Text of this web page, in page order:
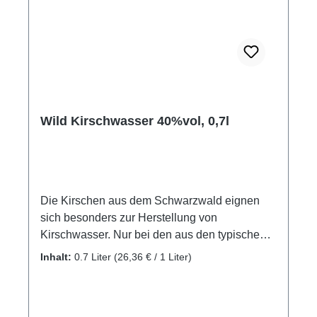
Wild Kirschwasser 40%vol, 0,7l
Die Kirschen aus dem Schwarzwald eignen
sich besonders zur Herstellung von
Kirschwasser. Nur bei den aus den typischen
Brennkirschen vom Schwarzwald und in der
Inhalt: 0.7 Liter (26,36 € / 1 Liter)